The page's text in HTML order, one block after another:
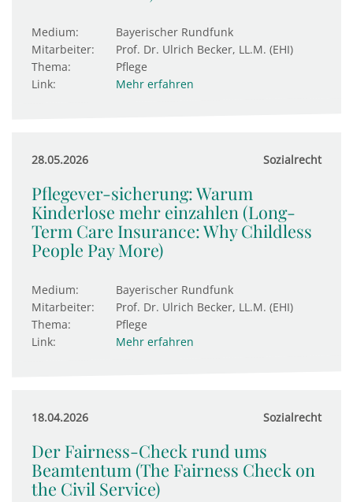
Medium:
Bayerischer Rundfunk
Mitarbeiter:
Prof. Dr. Ulrich Becker, LL.M. (EHI)
Thema:
Pflege
Link:
Mehr erfahren
28.05.2026 Sozialrecht
Pflegever-sicherung: Warum
Kinderlose mehr einzahlen (Long-
Term Care Insurance: Why Childless
People Pay More)
Medium:
Bayerischer Rundfunk
Mitarbeiter:
Prof. Dr. Ulrich Becker, LL.M. (EHI)
Thema:
Pflege
Link:
Mehr erfahren
18.04.2026 Sozialrecht
Der Fairness-Check rund ums
Beamtentum (The Fairness Check on
the Civil Service)